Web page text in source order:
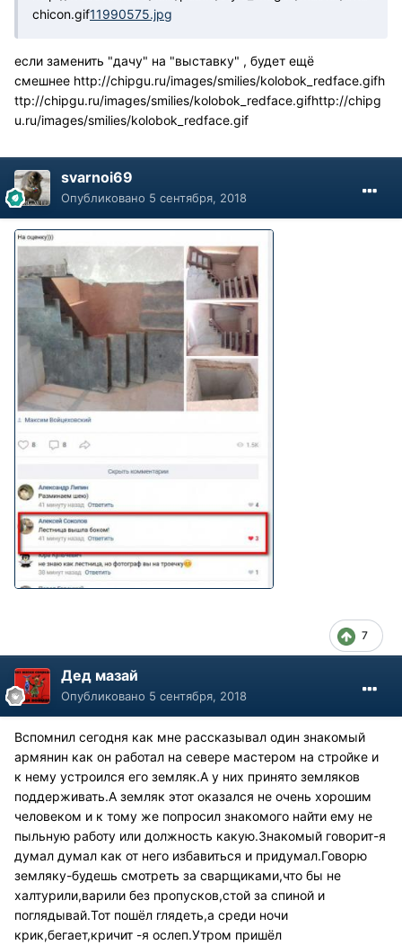
chicon.gif11990575.jpg
если заменить "дачу" на "выставку" , будет ещё
смешнее http://chipgu.ru/images/smilies/kolobok_redface.gifh
ttp://chipgu.ru/images/smilies/kolobok_redface.gifhttp://chipg
u.ru/images/smilies/kolobok_redface.gif
svarnoi69
Опубликовано 5 сентября, 2018
7
Дед мазай
Опубликовано 5 сентября, 2018
Вспомнил сегодня как мне рассказывал один знакомый
армянин как он работал на севере мастером на стройке и
к нему устроился его земляк.А у них принято земляков
поддерживать.А земляк этот оказался не очень хорошим
человеком и к тому же попросил знакомого найти ему не
пыльную работу или должность какую.Знакомый говорит-я
думал думал как от него избавиться и придумал.Говорю
земляку-будешь смотреть за сварщиками,что бы не
халтурили,варили без пропусков,стой за спиной и
поглядывай.Тот пошёл глядеть,а среди ночи
крик,бегает,кричит -я ослеп.Утром пришёл